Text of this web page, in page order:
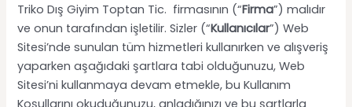
Triko Dış Giyim Toptan Tic. firmasının (“Firma”) malıdır
ve onun tarafından işletilir. Sizler (“Kullanıcılar”) Web
Sitesi’nde sunulan tüm hizmetleri kullanırken ve alışveriş
yaparken aşağıdaki şartlara tabi olduğunuzu, Web
Sitesi’ni kullanmaya devam etmekle, bu Kullanım
Koşullarını okuduğunuzu, anladığınızı ve bu şartlarla